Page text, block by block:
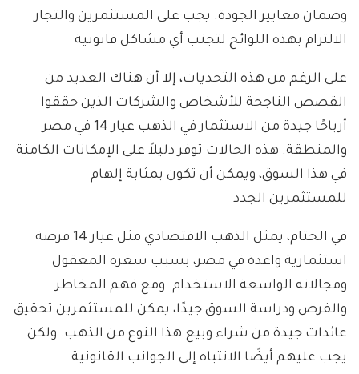
وضمان معايير الجودة. يجب على المستثمرين والتجار
الالتزام بهذه اللوائح لتجنب أي مشاكل قانونية
على الرغم من هذه التحديات، إلا أن هناك العديد من
القصص الناجحة للأشخاص والشركات الذين حققوا
أرباحًا جيدة من الاستثمار في الذهب عيار 14 في مصر
والمنطقة. هذه الحالات توفر دليلاً على الإمكانات الكامنة
في هذا السوق، ويمكن أن تكون بمثابة إلهام
للمستثمرين الجدد
في الختام، يمثل الذهب الاقتصادي مثل عيار 14 فرصة
استثمارية واعدة في مصر، بسبب سعره المعقول
ومجالاته الواسعة الاستخدام. ومع فهم المخاطر
والفرص ودراسة السوق جيدًا، يمكن للمستثمرين تحقيق
عائدات جيدة من شراء وبيع هذا النوع من الذهب. ولكن
يجب عليهم أيضًا الانتباه إلى الجوانب القانونية